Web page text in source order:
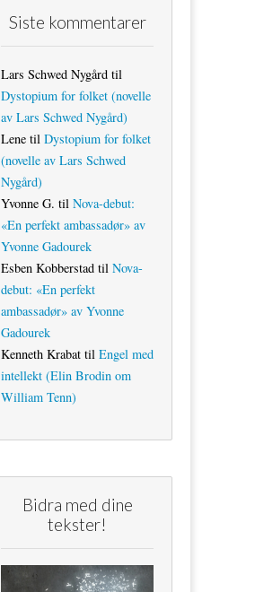
Siste kommentarer
Lars Schwed Nygård til
Dystopium for folket (novelle
av Lars Schwed Nygård)
Lene til Dystopium for folket
(novelle av Lars Schwed
Nygård)
Yvonne G. til Nova-debut:
«En perfekt ambassadør» av
Yvonne Gadourek
Esben Kobberstad til Nova-
debut: «En perfekt
ambassadør» av Yvonne
Gadourek
Kenneth Krabat til Engel med
intellekt (Elin Brodin om
William Tenn)
Bidra med dine
tekster!